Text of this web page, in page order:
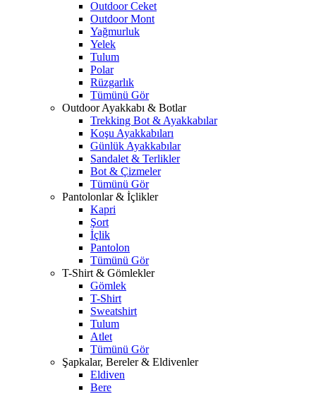
Outdoor Ceket
Outdoor Mont
Yağmurluk
Yelek
Tulum
Polar
Rüzgarlık
Tümünü Gör
Outdoor Ayakkabı & Botlar
Trekking Bot & Ayakkabılar
Koşu Ayakkabıları
Günlük Ayakkabılar
Sandalet & Terlikler
Bot & Çizmeler
Tümünü Gör
Pantolonlar & İçlikler
Kapri
Şort
İçlik
Pantolon
Tümünü Gör
T-Shirt & Gömlekler
Gömlek
T-Shirt
Sweatshirt
Tulum
Atlet
Tümünü Gör
Şapkalar, Bereler & Eldivenler
Eldiven
Bere